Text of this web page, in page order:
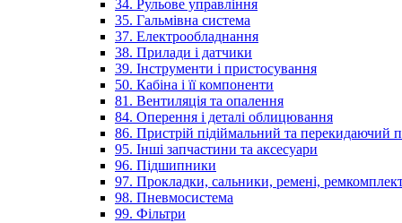
34. Рульове управління
35. Гальмівна система
37. Електрообладнання
38. Прилади і датчики
39. Інструменти і пристосування
50. Кабіна і її компоненти
81. Вентиляція та опалення
84. Оперення і деталі облицювання
86. Пристрій підіймальний та перекидаючий
95. Інші запчастини та аксесуари
96. Підшипники
97. Прокладки, сальники, ремені,
98. Пневмосистема
99. Фільтри